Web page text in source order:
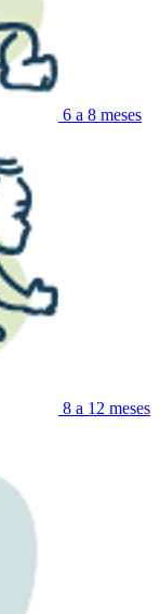
6 a 8 meses
8 a 12 meses